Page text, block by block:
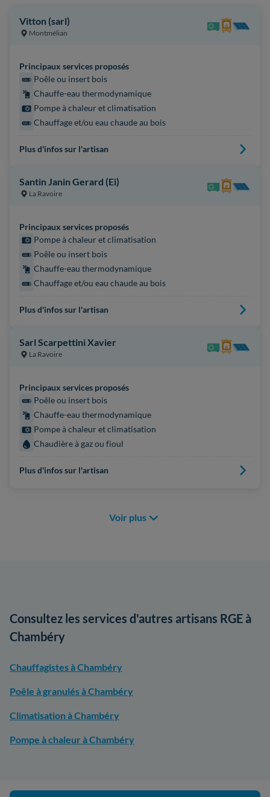
Vitton (sarl)
Montmélian
Principaux services proposés
Poêle ou insert bois
Chauffe-eau thermodynamique
Pompe à chaleur et climatisation
Chauffage et/ou eau chaude au bois
Plus d'infos sur l'artisan
Santin Janin Gerard (Ei)
La Ravoire
Principaux services proposés
Pompe à chaleur et climatisation
Poêle ou insert bois
Chauffe-eau thermodynamique
Chauffage et/ou eau chaude au bois
Plus d'infos sur l'artisan
Sarl Scarpettini Xavier
La Ravoire
Principaux services proposés
Poêle ou insert bois
Chauffe-eau thermodynamique
Pompe à chaleur et climatisation
Chaudière à gaz ou fioul
Plus d'infos sur l'artisan
Voir plus
Consultez les services d'autres artisans RGE à
Chambéry
Chauffagistes à Chambéry
Poêle à granulés à Chambéry
Climatisation à Chambéry
Pompe à chaleur à Chambéry